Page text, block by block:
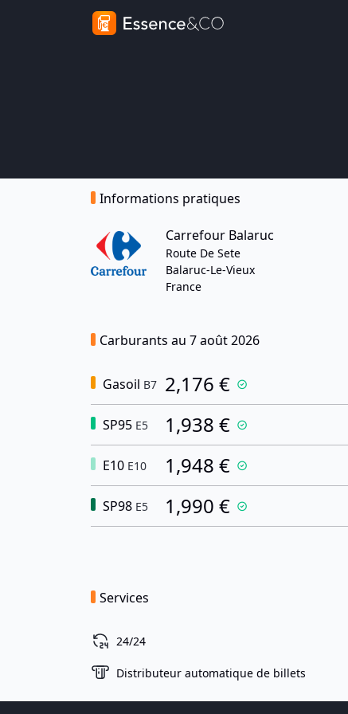
Informations pratiques
Carrefour Balaruc
Route De Sete
Balaruc-Le-Vieux
France
Carburants au 7 août 2026
Gasoil B7 2,176 €
SP95 E5 1,938 €
E10 E10 1,948 €
SP98 E5 1,990 €
Services
24/24
Distributeur automatique de billets